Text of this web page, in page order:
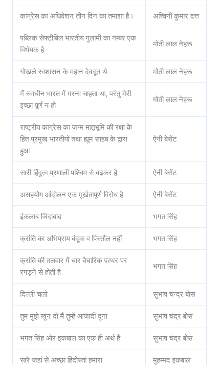
कांग्रेस का अधिवेशन तीन दिन का तमाशा है। अश्विनी कुमार दत्त
पब्लिक सेफ्टीबिल भारतीय गुलामी का नम्बर एक
विधेयक है
मोती लाल नेहरू
गोखले स्वशासन के महान देवदूत थे मोती लाल नेहरू
मैं स्वाधीन भारत में मरना चाहता था, परंतु मेरी
इच्छा पूर्ण न हो
मोती लाल नेहरू
राष्ट्रीय कांग्रेस का जन्म मातृभूमि की रक्षा के
हित प्रमुख भारतीयों तथा ह्यूम साहब के द्वारा
हुआ
ऐनी बेसेंट
सारी हिंदुत्व प्रणाली पश्चिम से बढ़कर है ऐनी बेसेंट
असहयोग आंदोलन एक मूर्खतापूर्ण विरोध है ऐनी बेसेंट
इंकलाब जिंदाबाद भगत सिंह
क्रांति का अभिप्राय बंदूक व पिस्तौल नहीं भगत सिंह
क्रांति की तलवार में धार वैचारिक पत्थर पर
रगड़ने से होती है
भगत सिंह
दिल्ली चलो सुभाष चन्द्र बोस
तुम मुझे खून दो मैं तुम्हें आजादी दूंगा सुभाष चंद्र बोस
भगत सिंह ओर इकबाल का एक ही अर्थ है सुभाष चंद्र बोस
सारे जहां से अच्छा हिंदोस्तां हमारा मुहम्मद इकबाल